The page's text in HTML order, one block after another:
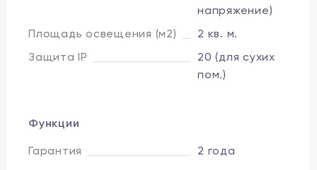
напряжение)
Площадь освещения (м2)
2 кв. м.
Защита IP
20 (для сухих
пом.)
Функции
Гарантия 2 года